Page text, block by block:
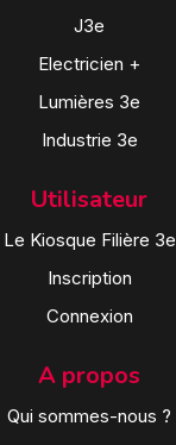
J3e
Electricien +
Lumières 3e
Industrie 3e
Utilisateur
Le Kiosque Filière 3e
Inscription
Connexion
A propos
Qui sommes-nous ?